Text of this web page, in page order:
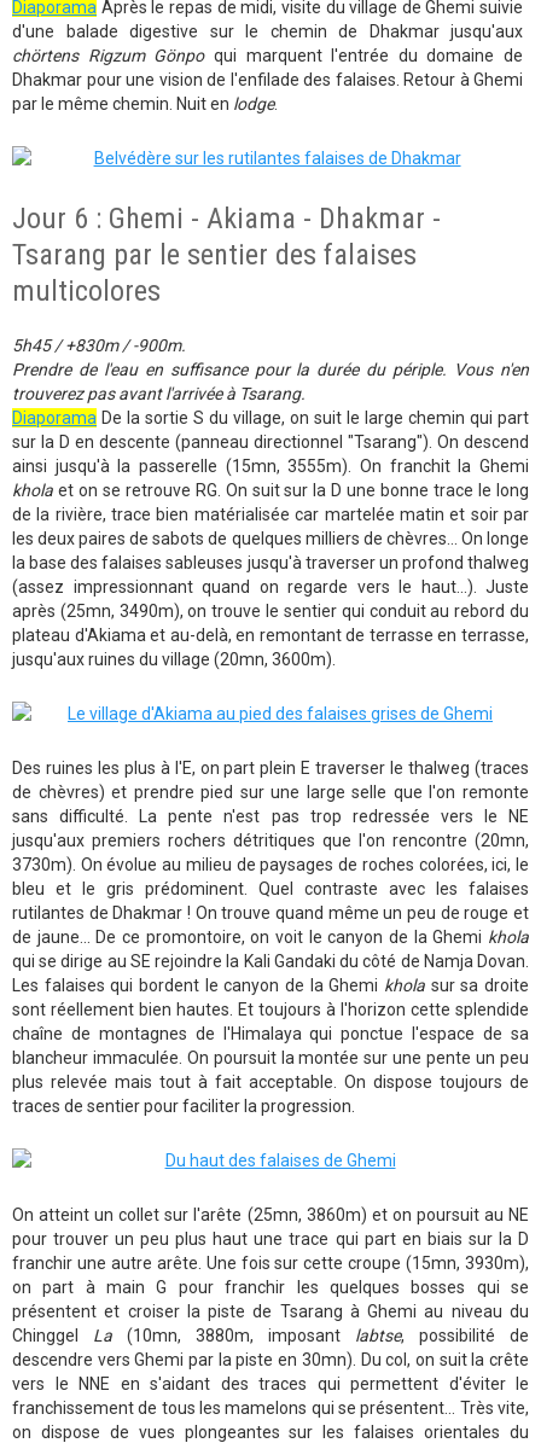
Diaporama Après le repas de midi, visite du village de Ghemi suivie
d'une balade digestive sur le chemin de Dhakmar jusqu'aux
chörtens Rigzum Gönpoqui marquent l'entrée du domaine de
Dhakmar pour une vision de l'enfilade des falaises. Retour à Ghemi
par le même chemin. Nuit en lodge.
Jour 6 : Ghemi - Akiama - Dhakmar -
Tsarang par le sentier des falaises
multicolores
5h45 / +830m / -900m.
Prendre de l'eau en suffisance pour la durée du périple. Vous n'en
trouverez pas avant l'arrivée à Tsarang.
Diaporama De la sortie S du village, on suit le large chemin qui part
sur la D en descente (panneau directionnel "Tsarang"). On descend
ainsi jusqu'à la passerelle (15mn, 3555m). On franchit la Ghemi
khola et on se retrouve RG. On suit sur la D une bonne trace le long
de la rivière, trace bien matérialisée car martelée matin et soir par
les deux paires de sabots de quelques milliers de chèvres... On longe
la base des falaises sableuses jusqu'à traverser un profond thalweg
(assez impressionnant quand on regarde vers le haut...). Juste
après (25mn, 3490m), on trouve le sentier qui conduit au rebord du
plateau d'Akiama et au-delà, en remontant de terrasse en terrasse,
jusqu'aux ruines du village (20mn, 3600m).
Des ruines les plus à l'E, on part plein E traverser le thalweg (traces
de chèvres) et prendre pied sur une large selle que l'on remonte
sans difficulté. La pente n'est pas trop redressée vers le NE
jusqu'aux premiers rochers détritiques que l'on rencontre (20mn,
3730m). On évolue au milieu de paysages de roches colorées, ici, le
bleu et le gris prédominent. Quel contraste avec les falaises
rutilantes de Dhakmar ! On trouve quand même un peu de rouge et
de jaune... De ce promontoire, on voit le canyon de la Ghemi khola
qui se dirige au SE rejoindre la Kali Gandaki du côté de Namja Dovan.
Les falaises qui bordent le canyon de la Ghemi khola sur sa droite
sont réellement bien hautes. Et toujours à l'horizon cette splendide
chaîne de montagnes de l'Himalaya qui ponctue l'espace de sa
blancheur immaculée. On poursuit la montée sur une pente un peu
plus relevée mais tout à fait acceptable. On dispose toujours de
traces de sentier pour faciliter la progression.
On atteint un collet sur l'arête (25mn, 3860m) et on poursuit au NE
pour trouver un peu plus haut une trace qui part en biais sur la D
franchir une autre arête. Une fois sur cette croupe (15mn, 3930m),
on part à main G pour franchir les quelques bosses qui se
présentent et croiser la piste de Tsarang à Ghemi au niveau du
Chinggel La (10mn, 3880m, imposant labtse, possibilité de
descendre vers Ghemi par la piste en 30mn). Du col, on suit la crête
vers le NNE en s'aidant des traces qui permettent d'éviter le
franchissement de tous les mamelons qui se présentent... Très vite,
on dispose de vues plongeantes sur les falaises orientales du